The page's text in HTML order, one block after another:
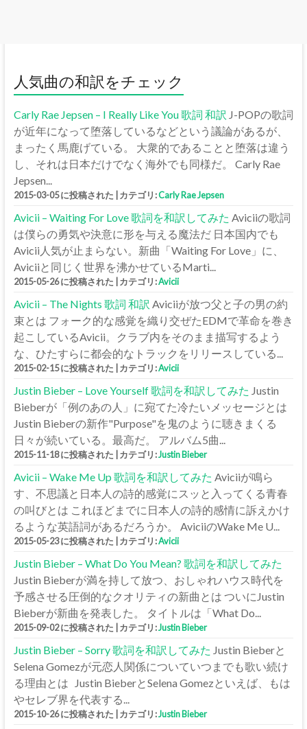
人気曲の和訳をチェック
Carly Rae Jepsen – I Really Like You 歌詞 和訳 J-POPの歌詞
が近年になって堕落しているなどという議論があるが、
まったく馬鹿げている。 大衆的であることと堕落は違う
し、それは日本だけでなく海外でも同様だ。 Carly Rae
Jepsen...
2015-03-05 に投稿された カテゴリ:Carly Rae Jepsen
Avicii – Waiting For Love 歌詞を和訳してみた Aviciiの歌詞
は僕らの勇気や決意に形を与える魔法だ 日本国内でも
Avicii人気が止まらない。新曲「Waiting For Love」に、
Aviciiと同じく世界を沸かせているMarti...
2015-05-26 に投稿された カテゴリ:Avicii
Avicii – The Nights 歌詞 和訳 Aviciiが放つ父と子の男の約
束とは フォーク的な感覚を織り交ぜたEDMで革命を巻き
起こしているAvicii。クラブ内をそのまま描写するよう
な、ひたすらに都会的なトラックをリリースしている...
2015-02-15 に投稿された カテゴリ:Avicii
Justin Bieber – Love Yourself 歌詞を和訳してみた Justin
Bieberが「例のあの人」に宛てた冷たいメッセージとは
Justin Bieberの新作"Purpose"を鬼のように聴きまくる
日々が続いている。最高だ。 アルバム5曲...
2015-11-18 に投稿された カテゴリ:Justin Bieber
Avicii – Wake Me Up 歌詞を和訳してみた Aviciiが鳴ら
す、不思議と日本人の詩的感覚にスッと入ってくる青春
の叫びとは これほどまでに日本人の詩的感情に訴えかけ
るような英語詞があるだろうか。 AviciiのWake Me U...
2015-05-23 に投稿された カテゴリ:Avicii
Justin Bieber – What Do You Mean? 歌詞を和訳してみた
Justin Bieberが満を持して放つ、おしゃれハウス時代を
予感させる圧倒的なクオリティの新曲とは ついにJustin
Bieberが新曲を発表した。 タイトルは「What Do...
2015-09-02 に投稿された カテゴリ:Justin Bieber
Justin Bieber – Sorry 歌詞を和訳してみた Justin Bieberと
Selena Gomezが元恋人関係についていつまでも歌い続け
る理由とは Justin BieberとSelena Gomezといえば、もは
やセレブ界を代表する...
2015-10-26 に投稿された カテゴリ:Justin Bieber